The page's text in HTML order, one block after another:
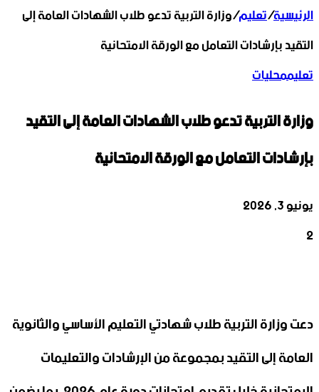
الرئيسية/تعليم/وزارة التربية تدعو طلاب الشهادات العامة إلى
التقيد بإرشادات التعامل مع ‏الورقة الامتحانية
تعليممحليات
وزارة التربية تدعو طلاب الشهادات العامة إلى التقيد
بإرشادات التعامل مع ‏الورقة الامتحانية
يونيو 3, 2026
2
دعت وزارة التربية طلاب شهادتي التعليم ‏الأساسي والثانوية
العامة إلى التقيد بمجموعة من الإرشادات ‌‏والتعليمات